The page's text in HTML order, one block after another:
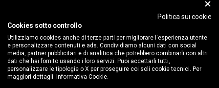
Politica sui cookie
Cookies sotto controllo
Utilizziamo cookies anche di terze parti per migliorare l'esperienza utente
e personalizzare contenuti e ads. Condividiamo alcuni dati con social
media, partner pubblicitari e di analitica che potrebbero combinarli con altri
dati che hai fornito usando i loro servizi. Puoi accettarli tutti,
personalizzare le tipologie o X per proseguire coi soli cookie tecnici. Per
maggiori dettagli: Informativa Cookie.